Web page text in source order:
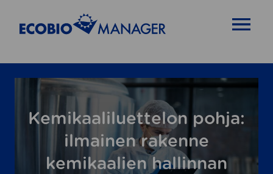
Kemikaaliluettelon pohja:
ilmainen rakenne
kemikaalien hallinnan